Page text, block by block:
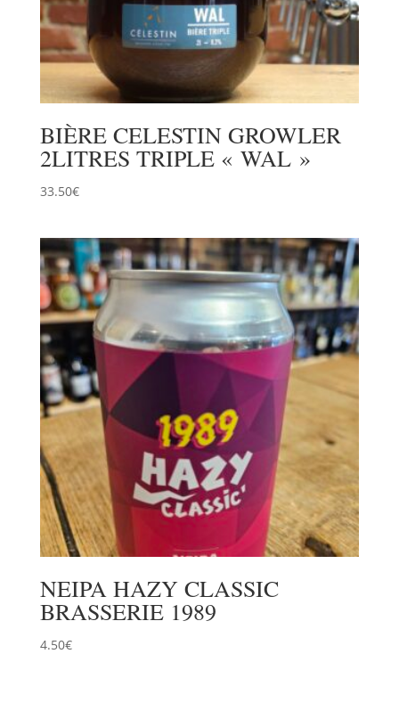
BIÈRE CELESTIN GROWLER
2LITRES TRIPLE « WAL »
33.50€
NEIPA HAZY CLASSIC
BRASSERIE 1989
4.50€